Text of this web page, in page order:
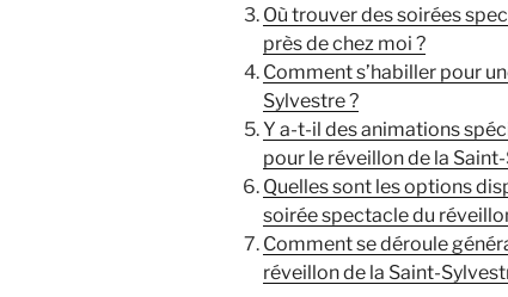
Où trouver des soirées
près de chez moi ?
Comment s’habiller pour
Sylvestre ?
Y a-t-il des animations
pour le réveillon de la
Quelles sont les options
soirée spectacle du
Comment se déroule
réveillon de la Saint-